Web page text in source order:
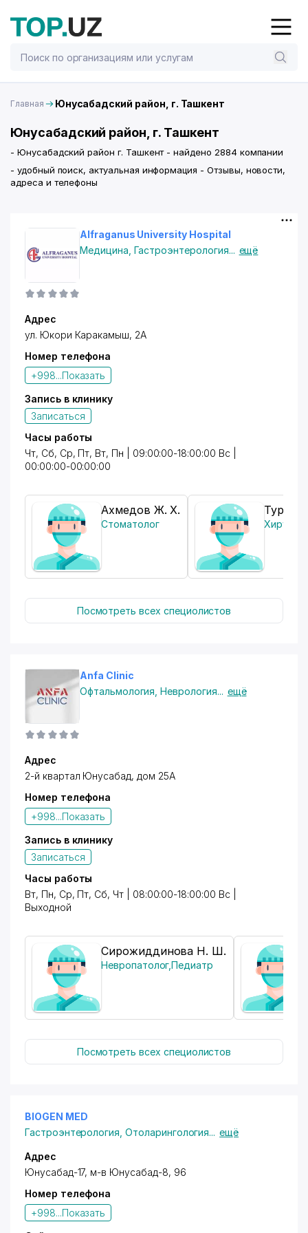
Главная Юнусабадский район, г. Ташкент
Юнусабадский район, г. Ташкент
- Юнусабадский район г. Ташкент - найдено 2884 компании
- удобный поиск, актуальная информация - Отзывы, новости,
адреса и телефоны
Alfraganus University Hospital
Медицина Гастроэнтерология... ещё
Адрес
ул. Юкори Каракамыш, 2А
Номер телефона
+998...Показать
Запись в клинику
Записаться
Часы работы
Чт, Сб, Ср, Пт, Вт, Пн | 09:00:00-18:00:00 Вс |
00:00:00-00:00:00
Ахмедов Ж. Х.
Стоматолог Хирург
Посмотреть всех специолистов
Anfa Clinic
Офтальмология ,Неврология... ещё
Адрес
2-й квартал Юнусабад, дом 25А
Номер телефона
+998...Показать
Запись в клинику
Записаться
Часы работы
Вт, Пн, Ср, Пт, Сб, Чт | 08:00:00-18:00:00 Вс |
Выходной
Сирожиддинова Н. Ш.
Невропатолог,Педиатр
Посмотреть всех специолистов
BIOGEN MED
Гастроэнтерология ,Отоларингология... ещё
Адрес
Юнусабад-17, м-в Юнусабад-8, 96
Номер телефона
+998...Показать